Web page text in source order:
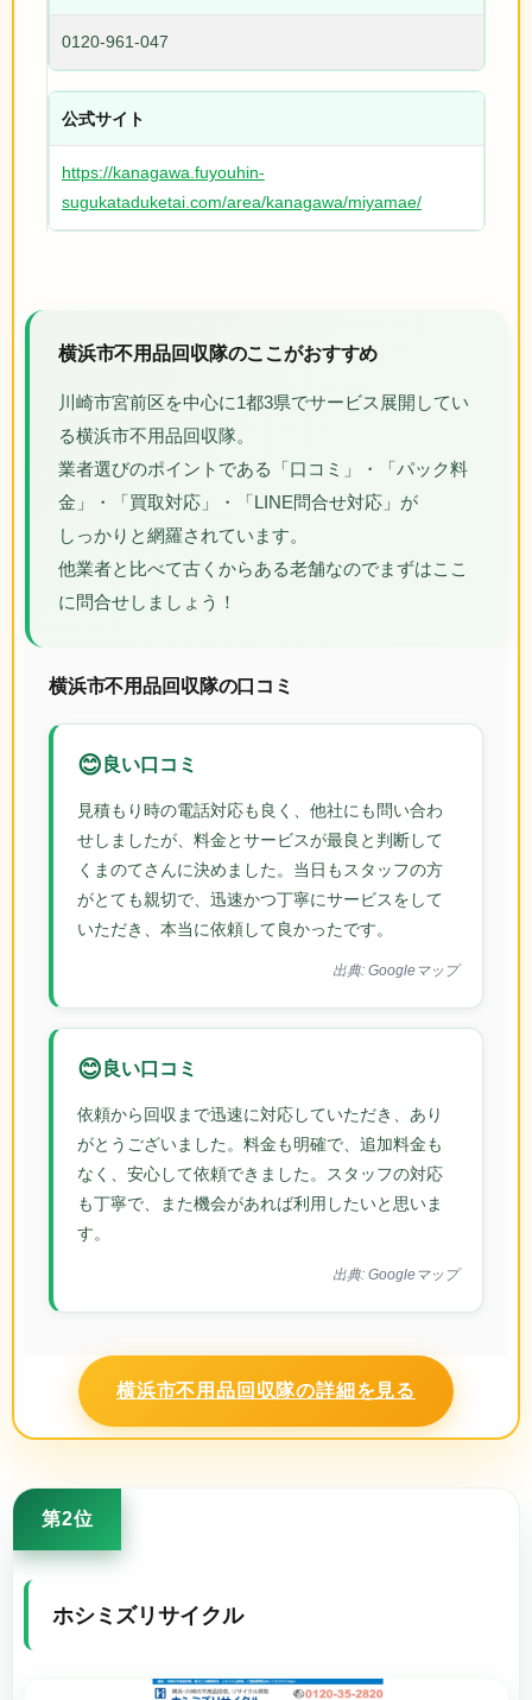
0120-961-047
公式サイト
https://kanagawa.fuyouhin-
sugukataduketai.com/area/kanagawa/miyamae/
横浜市不用品回収隊のここがおすすめ
川崎市宮前区を中心に1都3県でサービス展開してい
る横浜市不用品回収隊。
業者選びのポイントである「口コミ」・「パック料
金」・「買取対応」・「LINE問合せ対応」が
しっかりと網羅されています。
他業者と比べて古くからある老舗なのでまずはここ
に問合せしましょう！
横浜市不用品回収隊の口コミ
😊 良い口コミ
見積もり時の電話対応も良く、他社にも問い合わ
せしましたが、料金とサービスが最良と判断して
くまのてさんに決めました。当日もスタッフの方
がとても親切で、迅速かつ丁寧にサービスをして
いただき、本当に依頼して良かったです。
出典: Googleマップ
😊 良い口コミ
依頼から回収まで迅速に対応していただき、あり
がとうございました。料金も明確で、追加料金も
なく、安心して依頼できました。スタッフの対応
も丁寧で、また機会があれば利用したいと思いま
す。
出典: Googleマップ
横浜市不用品回収隊の詳細を見る
第2位
ホシミズリサイクル